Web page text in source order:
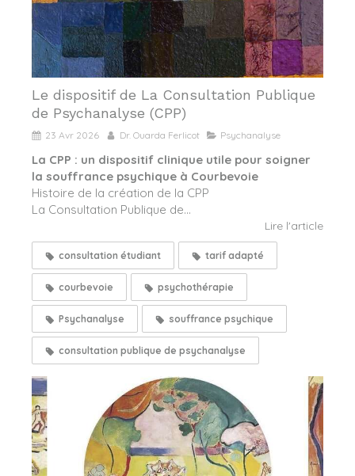
Le dispositif de La Consultation Publique
de Psychanalyse (CPP)
23 Avr 2026 Dr. Ouarda Ferlicot Psychanalyse
La CPP : un dispositif clinique utile pour soigner
la souffrance psychique à Courbevoie
Histoire de la création de la CPP
La Consultation Publique de...
Lire l'article
consultation étudiant tarif adapté
courbevoie psychothérapie
Psychanalyse souffrance psychique
consultation publique de psychanalyse